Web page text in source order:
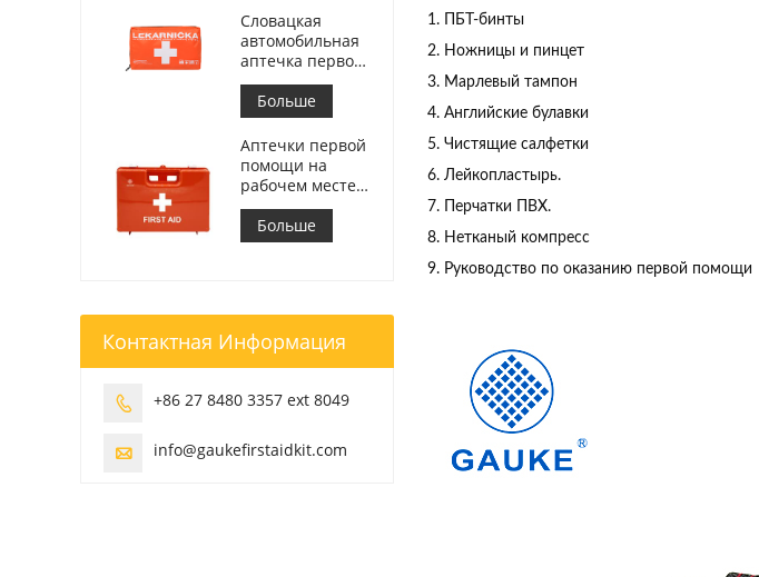
1. ПБТ-бинты
2. Ножницы и пинцет
3. Марлевый тампон
4. Английские булавки
5. Чистящие салфетки
6. Лейкопластырь.
7. Перчатки ПВХ.
8. Нетканый компресс
9. Руководство по оказанию первой помощи
Словацкая
автомобильная
аптечка первой
помощи
Встретиться МЗ
СР č.143/2009
Больше
Аптечки первой
помощи на
рабочем месте в
Италии
соответствуют
требованиям
Больше
Контактная Информация
 +86 27 8480 3357 ext 8049
 info@gaukefirstaidkit.com